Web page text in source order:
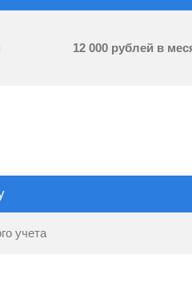
12 000 рублей в
учета